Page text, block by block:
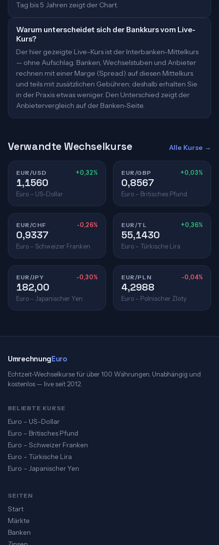
Tag bis 5 Jahren zeigt der Chart.
Warum unterscheidet sich der Bankkurs vom Live-
Kurs?
Der hier gezeigte Live-Kurs ist der Interbanken-Mittelkurs
— ohne Aufschlag. Banken, Wechselstuben und Anbieter
rechnen mit einer Marge (Spread) auf diesen Mittelkurs
und teils mit zusätzlichen Gebühren; deshalb erhalten Sie
in der Praxis etwas weniger. Den Unterschied zeigt der
Anbietervergleich auf der Banken-Seite.
Verwandte Wechselkurse Alle Kurse →
EUR/USD +0,32%
1,1560
Euro – US-Dollar
EUR/GBP +0,03%
0,8567
Euro – Britisches Pfund
EUR/CHF -0,26%
0,9337
Euro – Schweizer Franken
EUR/TL +0,36%
55,1430
Euro – Türkische Lira
EUR/JPY -0,30%
182,00
Euro – Japanischer Yen
EUR/PLN -0,04%
4,2988
Euro – Polnischer Zloty
UmrechnungEuro
Echtzeit-Wechselkurse für über 100 Währungen. Unabhängig und
kostenlos — live seit 2012.
BELIEBTE KURSE
Euro – US-Dollar
Euro – Britisches Pfund
Euro – Schweizer Franken
Euro – Türkische Lira
Euro – Japanischer Yen
SEITEN
Start
Märkte
Banken